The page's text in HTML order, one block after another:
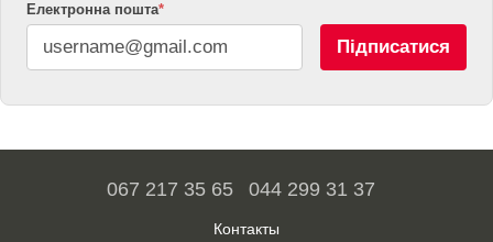
Електронна пошта*
Підписатися
067 217 35 65 044 299 31 37
Контакты